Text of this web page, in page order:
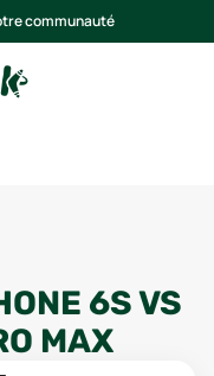
communauté
6SVS
MAX